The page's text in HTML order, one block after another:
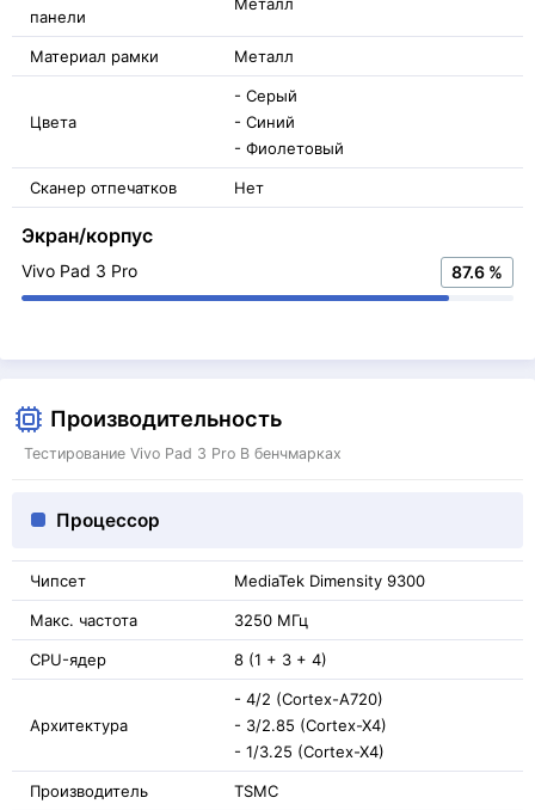
панели
Материал рамки Металл
Цвета
- Серый
- Синий
- Фиолетовый
Сканер отпечатков Нет
Экран/корпус
Vivo Pad 3 Pro 87.6 %
Производительность
Тестирование Vivo Pad 3 Pro В бенчмарках
Процессор
Чипсет MediaTek Dimensity 9300
Макс. частота 3250 МГц
CPU-ядер 8 (1 + 3 + 4)
Архитектура
- 4/2 (Cortex-A720)
- 3/2.85 (Cortex-X4)
- 1/3.25 (Cortex-X4)
Производитель TSMC